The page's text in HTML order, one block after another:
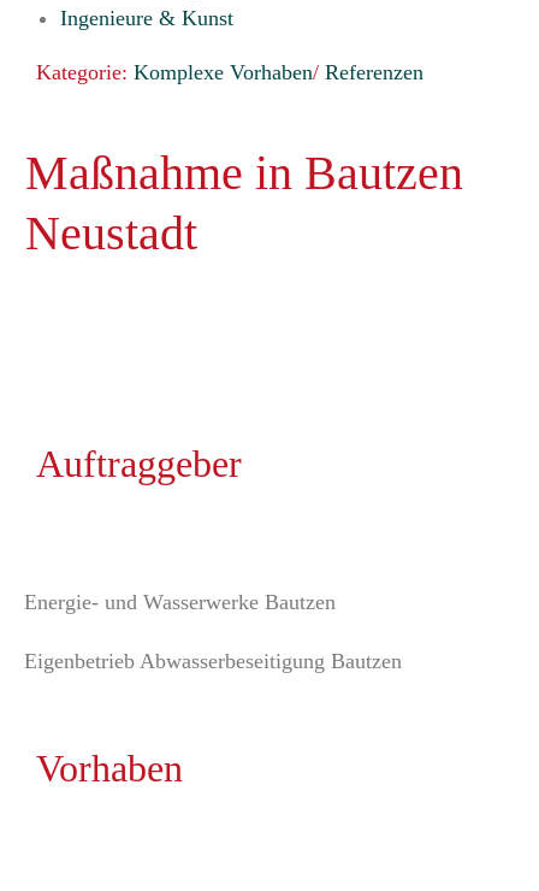
Ingenieure & Kunst
Kategorie:Komplexe Vorhaben/Referenzen
Maßnahme in Bautzen
Neustadt
Auftraggeber
Energie- und Wasserwerke Bautzen
Eigenbetrieb Abwasserbeseitigung Bautzen
Vorhaben